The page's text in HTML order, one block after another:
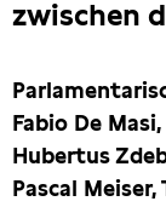
Lobbyismus
Steuern
zwischen
Fabio De
Hubertus
Pascal